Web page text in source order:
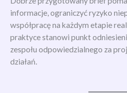
informacje, ograniczyć ryzyko
współpracę na każdym etapie
praktyce stanowi punkt
zespołu odpowiedzialnego za
działań.